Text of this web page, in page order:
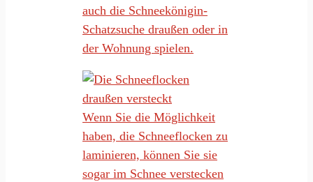
auch die Schneekönigin-
Schatzsuche draußen oder in
der Wohnung spielen.
Wenn Sie die Möglichkeit
haben, die Schneeflocken zu
laminieren, können Sie sie
sogar im Schnee verstecken